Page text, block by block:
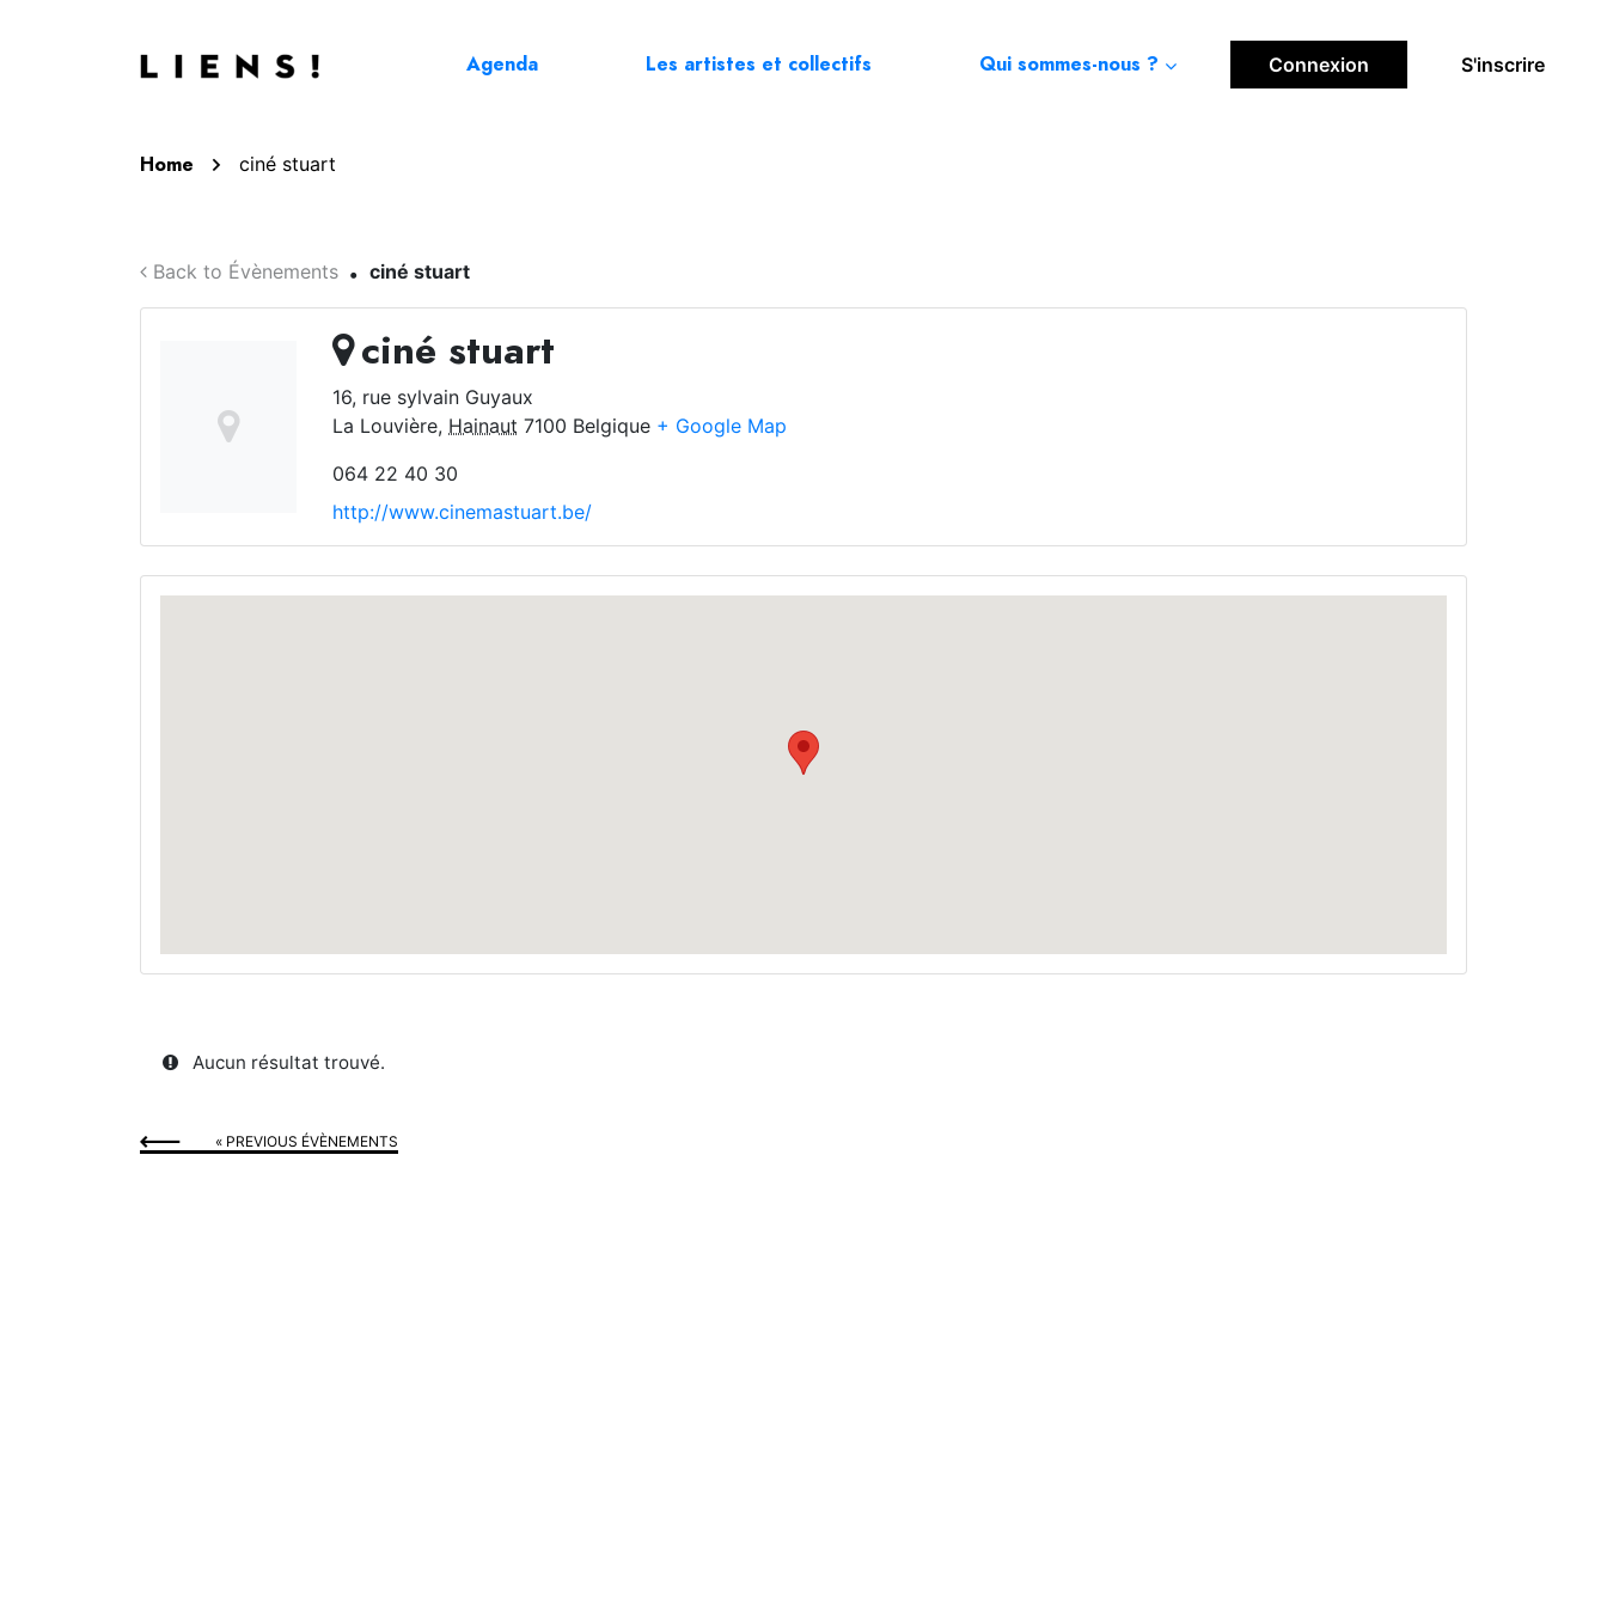
Agenda Les artistes et collectifs Qui sommes-nous ? Connexion S'inscrire
Home ciné stuart
Back to Évènements ciné stuart
ciné stuart
16, rue sylvain Guyaux
La Louvière, Hainaut 7100 Belgique + Google Map
064 22 40 30
http://www.cinemastuart.be/
Aucun résultat trouvé.
« PREVIOUS ÉVÈNEMENTS